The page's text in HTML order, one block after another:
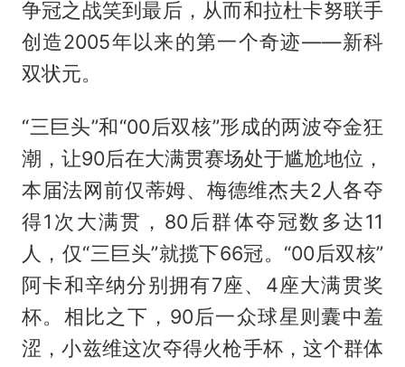
争冠之战笑到最后，从而和拉杜卡努联手
创造2005年以来的第一个奇迹——新科
双状元。
“三巨头”和“00后双核”形成的两波夺金狂
潮，让90后在大满贯赛场处于尴尬地位，
本届法网前仅蒂姆、梅德维杰夫2人各夺
得1次大满贯，80后群体夺冠数多达11
人，仅“三巨头”就揽下66冠。“00后双核”
阿卡和辛纳分别拥有7座、4座大满贯奖
杯。相比之下，90后一众球星则囊中羞
涩，小兹维这次夺得火枪手杯，这个群体